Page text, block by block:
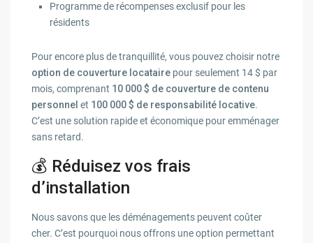
Programme de récompenses exclusif pour les
résidents
Pour encore plus de tranquillité, vous pouvez choisir notre
option de couverture locataire pour seulement 14 $ par
mois, comprenant 10 000 $ de couverture de contenu
personnel et 100 000 $ de responsabilité locative.
C’est une solution rapide et économique pour emménager
sans retard.
💰 Réduisez vos frais
d’installation
Nous savons que les déménagements peuvent coûter
cher. C’est pourquoi nous offrons une option permettant